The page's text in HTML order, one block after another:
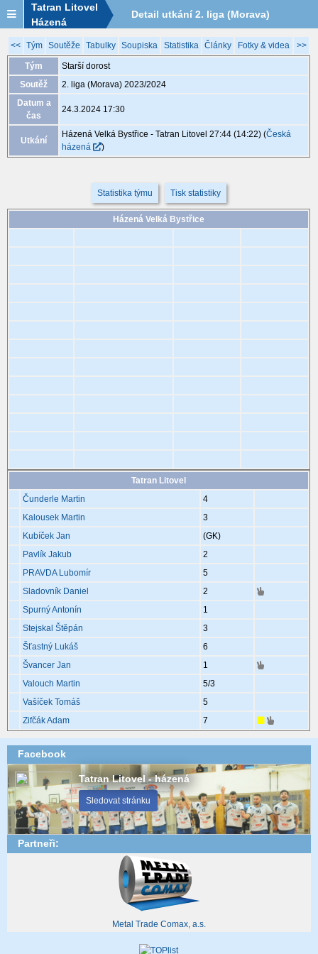
Tatran Litovel
Házená
Detail utkání 2. liga (Morava)
2023/2024, XCC044, 24.3. 17:30
<< Tým Soutěže Tabulky Soupiska Statistika Články Fotky & videa >>
Tým
Starší dorost
Soutěž
2. liga (Morava) 2023/2024
Datum a
čas
24.3.2024 17:30
Utkání
Házená Velká Bystřice - Tatran Litovel 27:44 (14:22)(Česká
házená
)
Statistika týmu Tisk statistiky
Házená Velká Bystřice
Tatran Litovel
Čunderle Martin
4
Kalousek Martin
3
Kubíček Jan
(GK)
Pavlík Jakub
2
PRAVDA Lubomír
5
Sladovník Daniel
2
Spurný Antonín
1
Stejskal Štěpán
3
Šťastný Lukáš
6
Švancer Jan
1
Valouch Martin
5/3
Vašíček Tomáš
5
Zifčák Adam
7
Facebook
Tatran Litovel - házená
Sledovat stránku
Partneři:
Metal Trade Comax, a.s.